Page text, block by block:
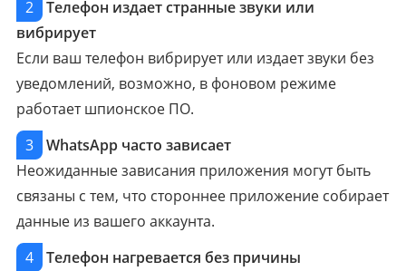
2
Телефон издает странные звуки или
вибрирует
Если ваш телефон вибрирует или издает звуки без
уведомлений, возможно, в фоновом режиме
работает шпионское ПО.
3
WhatsApp часто зависает
Неожиданные зависания приложения могут быть
связаны с тем, что стороннее приложение собирает
данные из вашего аккаунта.
4
Телефон нагревается без причины